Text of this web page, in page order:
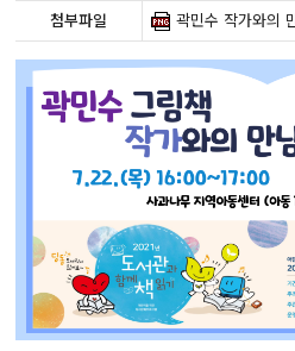
첨부파일
곽민수 작가와의